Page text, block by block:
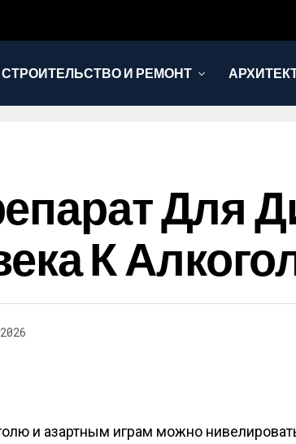
СТРОИТЕЛЬСТВО И РЕМОНТ
Для
К
и азартным играм можно